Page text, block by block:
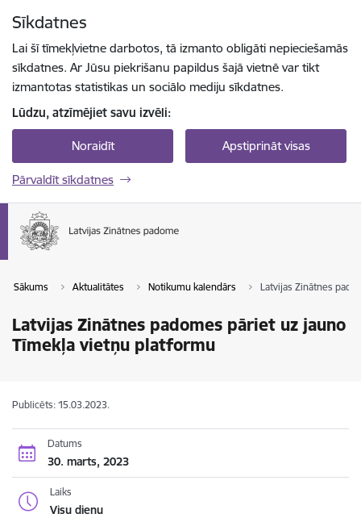
Sīkdatnes
Lai šī tīmekļvietne darbotos, tā izmanto obligāti nepieciešamās
sīkdatnes. Ar Jūsu piekrišanu papildus šajā vietnē var tikt
izmantotas statistikas un sociālo mediju sīkdatnes.
Lūdzu, atzīmējiet savu izvēli:
Noraidīt Apstiprināt visas
Pārvaldīt sīkdatnes
Sākums Aktualitātes Notikumu kalendārs Latvijas Zinātnes
Latvijas Zinātnes padomes pāriet uz jauno
Tīmekļa vietņu platformu
Publicēts: 15.03.2023.
Datums
30. marts, 2023
Laiks
Visu dienu